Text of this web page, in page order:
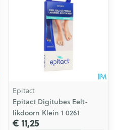
Epitact
Epitact Digitubes Eelt-
likdoorn Klein 1 0261
€ 11,25